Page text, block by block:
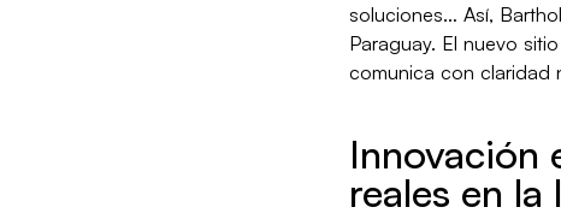
soluciones… Así,
Paraguay. El nuevo
comunica con claridad
Innovación
reales en la